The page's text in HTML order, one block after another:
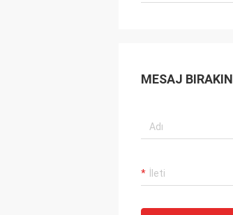
MESAJ BIRAKIN